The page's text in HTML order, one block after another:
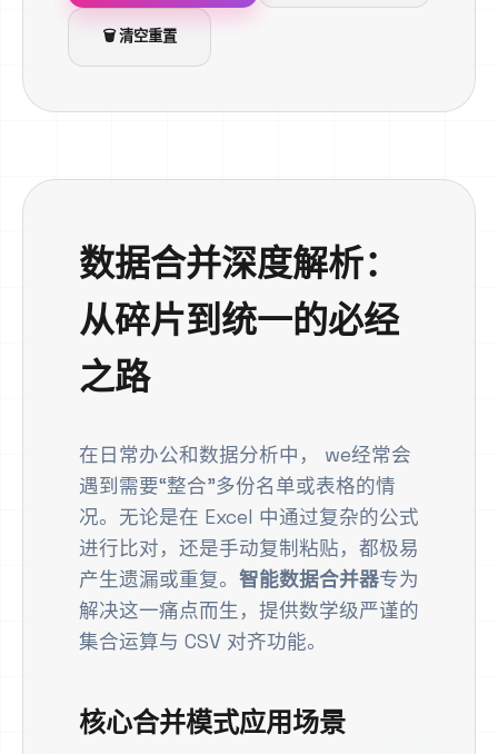
🗑️ 清空重置
数据合并深度解析：
从碎片到统一的必经
之路
在日常办公和数据分析中， we经常会
遇到需要“整合”多份名单或表格的情
况。无论是在 Excel 中通过复杂的公式
进行比对，还是手动复制粘贴，都极易
产生遗漏或重复。 智能数据合并器专为
解决这一痛点而生，提供数学级严谨的
集合运算与 CSV 对齐功能。
核心合并模式应用场景